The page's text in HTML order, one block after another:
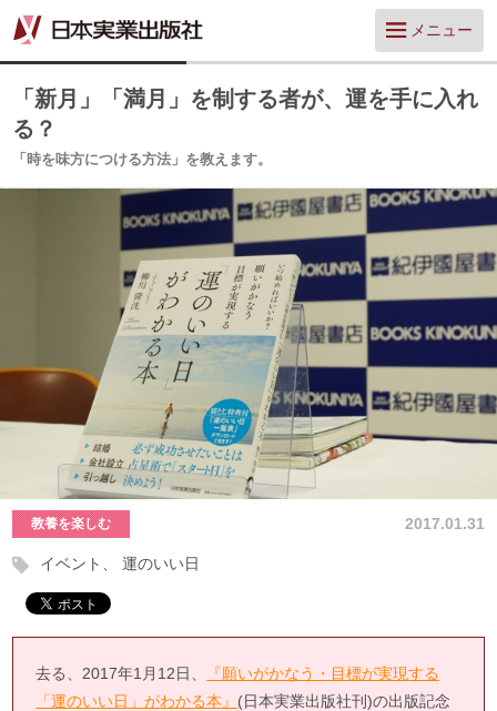
メニュー
「新月」「満月」を制する者が、運を手に入れ
る？
「時を味方につける方法」を教えます。
2017.01.31
教養を楽しむ
イベント 運のいい日
去る、2017年1月12日、
『願いがかなう・目標が実現する
「運のいい日」がわかる本』 (日本実業出版社刊)の出版記念